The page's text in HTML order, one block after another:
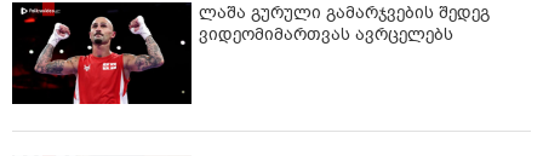
ლაშა გურული გამარჯვების შედეგ
ვიდეომიმართვას ავრცელებს